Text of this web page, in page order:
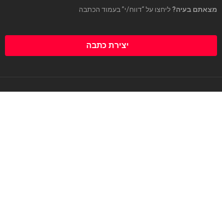
מצאתם בעיה? ליחצו על “דווח/י” בעמוד הכתבה
יצירת כתבה